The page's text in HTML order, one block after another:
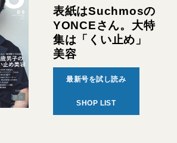
表紙はSuchmosの
YONCEさん。大特
集は「くい止め」
美容
最新号を試し読み
SHOP LIST